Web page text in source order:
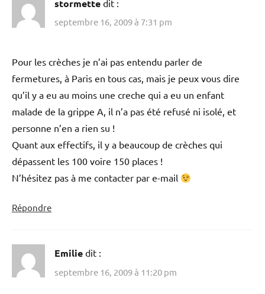
stormette dit :
septembre 16, 2009 à 7:31 pm
Pour les crèches je n’ai pas entendu parler de
fermetures, à Paris en tous cas, mais je peux vous dire
qu’il y a eu au moins une creche qui a eu un enfant
malade de la grippe A, il n’a pas été refusé ni isolé, et
personne n’en a rien su !
Quant aux effectifs, il y a beaucoup de crèches qui
dépassent les 100 voire 150 places !
N’hésitez pas à me contacter par e-mail
Répondre
Emilie dit :
septembre 16, 2009 à 11:20 pm